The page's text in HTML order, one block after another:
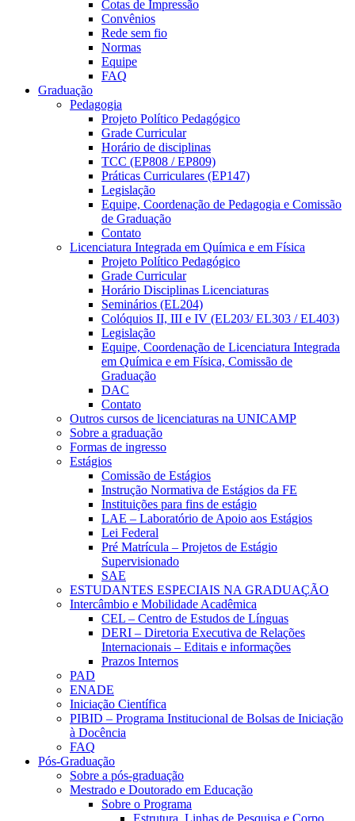
Cotas de Impressão
Convênios
Rede sem fio
Normas
Equipe
FAQ
Graduação
Pedagogia
Projeto Político Pedagógico
Grade Curricular
Horário de disciplinas
TCC (EP808 / EP809)
Práticas Curriculares (EP147)
Legislação
Equipe, Coordenação de Pedagogia e Comissão
de Graduação
Contato
Licenciatura Integrada em Química e em Física
Projeto Político Pedagógico
Grade Curricular
Horário Disciplinas Licenciaturas
Seminários (EL204)
Colóquios II, III e IV (EL203/ EL303 / EL403)
Legislação
Equipe, Coordenação de Licenciatura Integrada
em Química e em Física, Comissão de
Graduação
DAC
Contato
Outros cursos de licenciaturas na UNICAMP
Sobre a graduação
Formas de ingresso
Estágios
Comissão de Estágios
Instrução Normativa de Estágios da FE
Instituições para fins de estágio
LAE – Laboratório de Apoio aos Estágios
Lei Federal
Pré Matrícula – Projetos de Estágio
Supervisionado
SAE
ESTUDANTES ESPECIAIS NA GRADUAÇÃO
Intercâmbio e Mobilidade Acadêmica
CEL – Centro de Estudos de Línguas
DERI – Diretoria Executiva de Relações
Internacionais – Editais e informações
Prazos Internos
PAD
ENADE
Iniciação Científica
PIBID – Programa Institucional de Bolsas de Iniciação
à Docência
FAQ
Pós-Graduação
Sobre a pós-graduação
Mestrado e Doutorado em Educação
Sobre o Programa
Estrutura, Linhas de Pesquisa e Corpo